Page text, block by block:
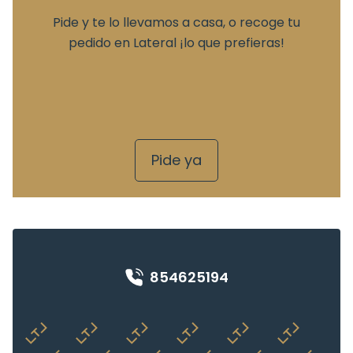
Pide y te lo llevamos a casa, o recoge tu
pedido en Lateral ¡lo que prefieras!
Pide ya
854625194